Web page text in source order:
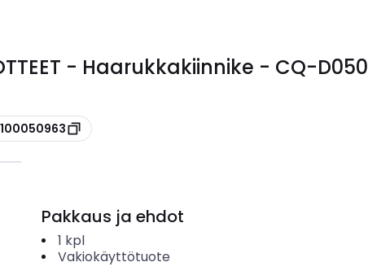
- Haarukkakiinnike - CQ-D050
Pakkaus ja ehdot
1 kpl
Vakiokäyttötuote